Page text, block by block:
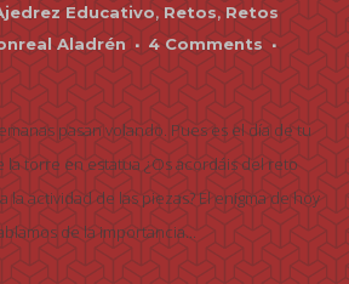
Educativo,Retos,Retos
Aladrén
4 Comments
pasan volando. Pues es el día de tu
la torre en estatua ¿Os acordáis del reto
la actividad de las piezas? El enigma de hoy
de la importancia...